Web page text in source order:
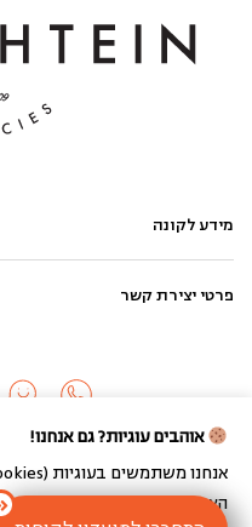
מידע לקונה
פרטי יצירת קשר
כל הזכויות
אוהבים עוגיות? גם אנחנו!
הצעות מותאמות ועוד.מדיניות